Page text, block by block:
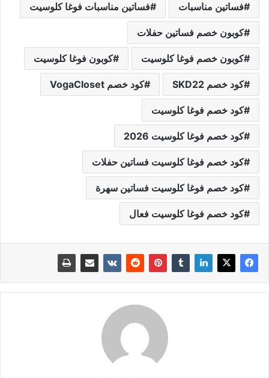
فساتين مناسبات فساتين مناسبات فوغا كلوسيت
كوبون خصم فساتين حفلات
كوبون خصم فوغا كلوسيت كوبون فوغا كلوسيت
كود خصم SKD22 كود خصم VogaCloset
كود خصم فوغا كلوسيت
كود خصم فوغا كلوسيت 2026
كود خصم فوغا كلوسيت فساتين حفلات
كود خصم فوغا كلوسيت فساتين سهرة
كود خصم فوغا كلوسيت فعال